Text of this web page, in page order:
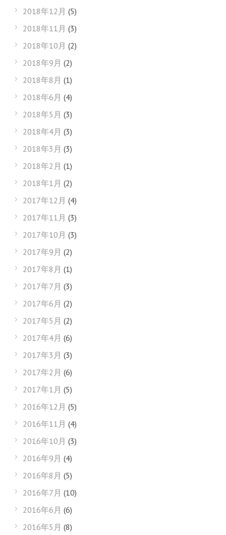
2018年12月 (5)
2018年11月 (3)
2018年10月 (2)
2018年9月 (2)
2018年8月 (1)
2018年6月 (4)
2018年5月 (3)
2018年4月 (3)
2018年3月 (3)
2018年2月 (1)
2018年1月 (2)
2017年12月 (4)
2017年11月 (3)
2017年10月 (3)
2017年9月 (2)
2017年8月 (1)
2017年7月 (3)
2017年6月 (2)
2017年5月 (2)
2017年4月 (6)
2017年3月 (3)
2017年2月 (6)
2017年1月 (5)
2016年12月 (5)
2016年11月 (4)
2016年10月 (3)
2016年9月 (4)
2016年8月 (5)
2016年7月 (10)
2016年6月 (6)
2016年5月 (8)